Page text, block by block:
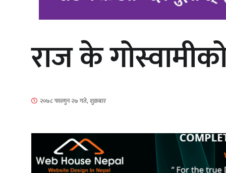
‘आइतबारको अफिस’ को परिचर्चा सम्पन्न
चलचित्र ‘माया भनेकै यस्तो होला’को शीर्ष
गीत सार्वजनिक
राज के
२०७८ फाल्गुन २७ गते, शुक्रबार